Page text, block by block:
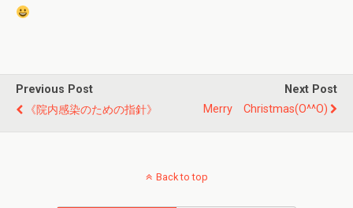
Previous Post
《院内感染のための指針》
Next Post
Merry Christmas(o^^o)
Back to top